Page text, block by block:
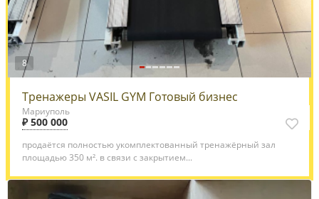
8
Тренажеры VASIL GYM Готовый бизнес
Мариуполь
₽ 500 000
продаётся полностью укомплектованный тренажёрный зал
площадью 350 м². в связи с закрытием...